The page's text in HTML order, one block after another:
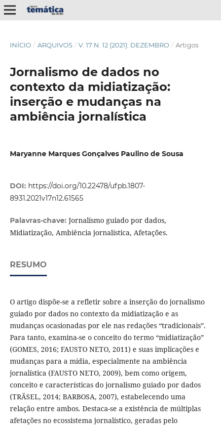
INÍCIO / ARQUIVOS / V. 17 N. 12 (2021): DEZEMBRO / Artigos
Jornalismo de dados no
contexto da midiatização:
inserção e mudanças na
ambiência jornalística
Maryanne Marques Gonçalves Paulino de Sousa
DOI: https://doi.org/10.22478/ufpb.1807-
8931.2021v17n12.61565
Palavras-chave: Jornalismo guiado por dados,
Midiatização, Ambiência jornalística, Afetações.
RESUMO
O artigo dispõe-se a refletir sobre a inserção do jornalismo
guiado por dados no contexto da midiatização e as
mudanças ocasionadas por ele nas redações “tradicionais”.
Para tanto, examina-se o conceito do termo “midiatização”
(GOMES, 2016; FAUSTO NETO, 2011) e suas implicações e
mudanças para a mídia, especialmente na ambiência
jornalística (FAUSTO NETO, 2009), bem como origem,
conceito e características do jornalismo guiado por dados
(TRÄSEL, 2014; BARBOSA, 2007), estabelecendo uma
relação entre ambos. Destaca-se a existência de múltiplas
afetações no ecossistema jornalístico, geradas pelo